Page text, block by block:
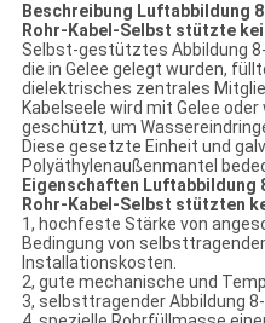
Beschreibung Luftabbildung
Rohr-Kabel-Selbst stützte
Selbst-gestütztes Abbildung
die in Gelee gelegt wurden,
dielektrisches zentrales
Kabelseele wird mit Gelee
geschützt, um
Diese gesetzte Einheit und
Polyäthylenaußenmantel
Eigenschaften
Rohr-Kabel-Selbst stützten
1, hochfeste Stärke von
Bedingung von
Installationskosten.
2, gute mechanische und
3, selbsttragender Abbildung